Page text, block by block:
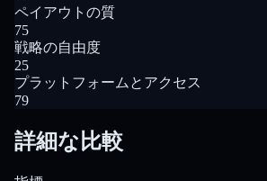
ペイアウトの質
75
戦略の自由度
25
プラットフォームとアクセス
79
詳細な比較